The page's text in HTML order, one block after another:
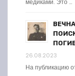
медиками. Это …
26.08.2023
На публикацию